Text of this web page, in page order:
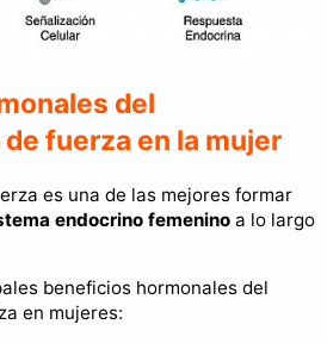
del
fuerza en la mujer
es una de las mejores formar
endocrino femenino a lo largo
beneficios hormonales del
en mujeres: